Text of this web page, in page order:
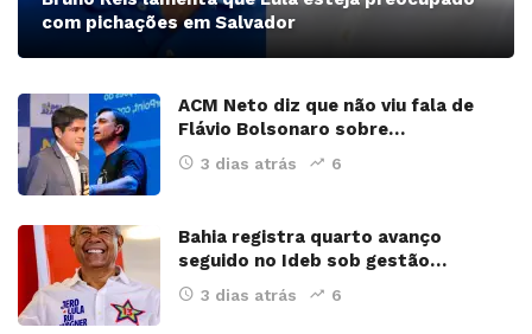
com pichações em Salvador
ACM Neto diz que não viu fala de
Flávio Bolsonaro sobre…
3 dias atrás 6
Bahia registra quarto avanço
seguido no Ideb sob gestão…
3 dias atrás 6